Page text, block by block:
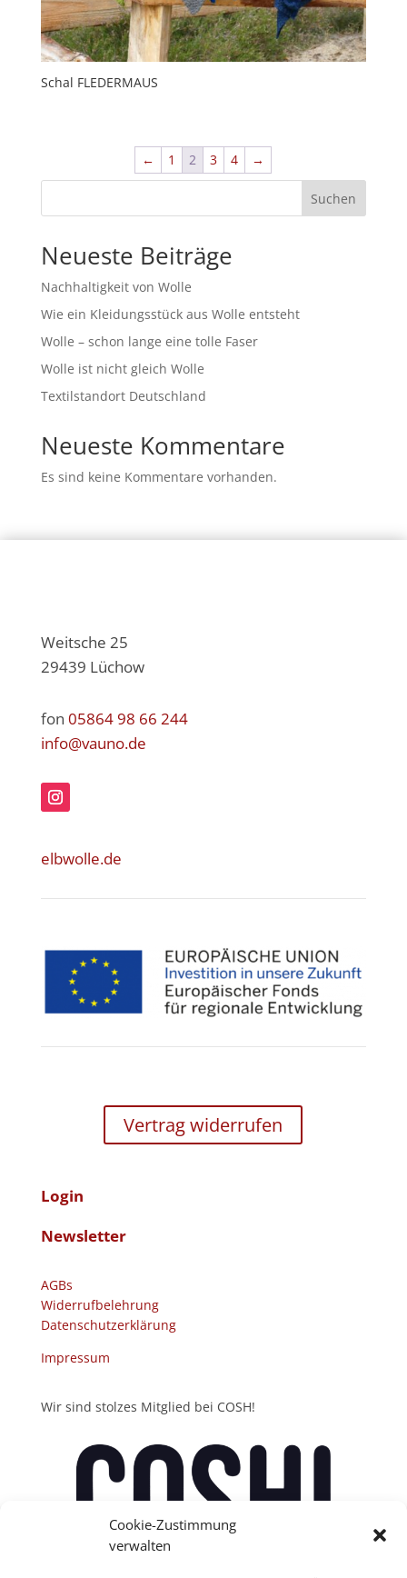
Cookie-Zustimmung
verwalten
Schal FLEDERMAUS
← 1 2 3 4 →
Suchen
Neueste Beiträge
Nachhaltigkeit von Wolle
Wie ein Kleidungsstück aus Wolle entsteht
Wolle – schon lange eine tolle Faser
Wolle ist nicht gleich Wolle
Textilstandort Deutschland
Neueste Kommentare
Es sind keine Kommentare vorhanden.
Weitsche 25
29439 Lüchow
fon 05864 98 66 244
info@vauno.de
elbwolle.de
Vertrag widerrufen
Login
Newsletter
AGBs
Widerrufbelehrung
Datenschutzerklärung
Impressum
Wir sind stolzes Mitglied bei COSH!